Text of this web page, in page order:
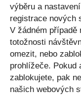
výběru a
registrace nových
V žádném
totožnosti
omezit, nebo
prohlížeče. Pokud
zablokujete, pak
našich webových